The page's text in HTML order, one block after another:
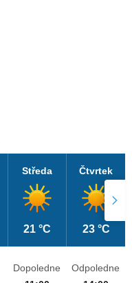
Středa
21 °C
Čtvrtek
23 °C
Dopoledne
Odpoledne